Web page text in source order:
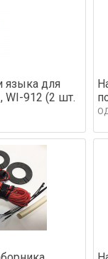
языка для
WI-912 (2 шт.